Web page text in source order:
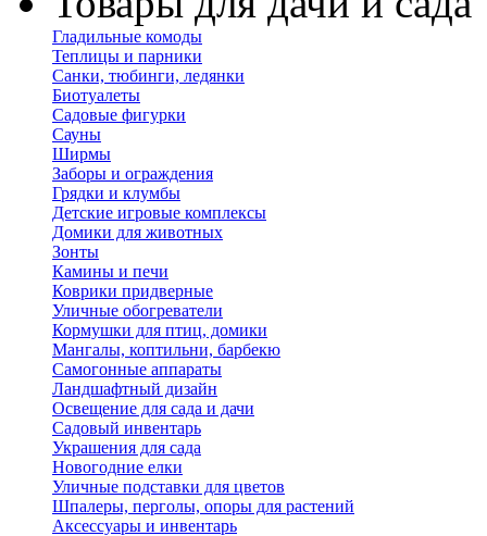
Гладильные комоды
Теплицы и парники
Санки, тюбинги, ледянки
Биотуалеты
Садовые фигурки
Сауны
Ширмы
Заборы и ограждения
Грядки и клумбы
Детские игровые комплексы
Домики для животных
Зонты
Камины и печи
Коврики придверные
Уличные обогреватели
Кормушки для птиц, домики
Мангалы, коптильни, барбекю
Самогонные аппараты
Ландшафтный дизайн
Освещение для сада и дачи
Садовый инвентарь
Украшения для сада
Новогодние елки
Уличные подставки для цветов
Шпалеры, перголы, опоры для растений
Аксессуары и инвентарь